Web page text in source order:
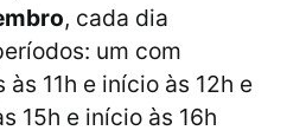
, cada dia
um com
11h e início às 12h e
15h e início às 16h